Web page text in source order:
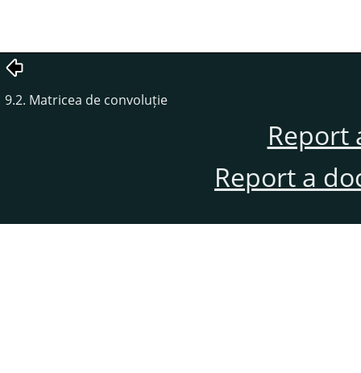
9.2. Matricea de convoluție
Report
Report a